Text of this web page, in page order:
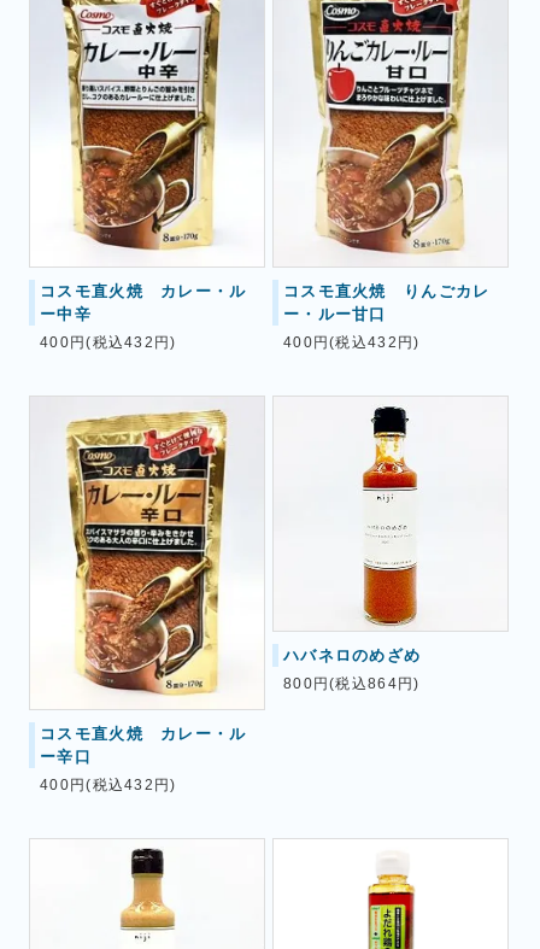
コスモ直火焼 カレー・ル
ー中辛
400円(税込432円)
コスモ直火焼 りんごカレ
ー・ルー甘口
400円(税込432円)
コスモ直火焼 カレー・ル
ー辛口
400円(税込432円)
ハバネロのめざめ
800円(税込864円)